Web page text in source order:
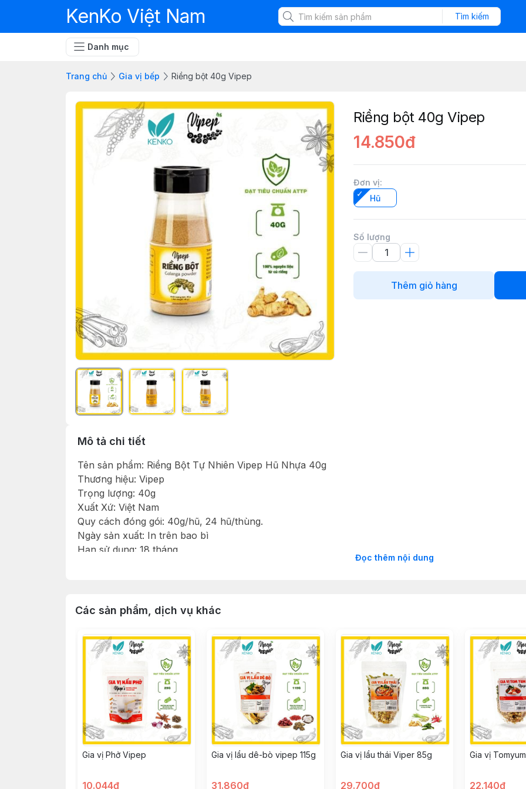
KenKo Việt Nam Tìm kiếm
Danh mục
Trang chủ Gia vị bếp Riềng bột 40g Vipep
Riềng bột 40g Vipep
14.850đ
Đơn vị:
Hũ
Số lượng
Thêm giỏ hàng
Mô tả chi tiết
Tên sản phẩm: Riềng Bột Tự Nhiên Vipep Hũ Nhựa 40g
Thương hiệu: Vipep
Trọng lượng: 40g
Xuất Xứ: Việt Nam
Quy cách đóng gói: 40g/hũ, 24 hũ/thùng.
Ngày sản xuất: In trên bao bì
Hạn sử dụng: 18 tháng
Đọc thêm nội dung
Các sản phẩm, dịch vụ khác
Gia vị Phở Vipep
10.044đ
Gia vị lẩu dê-bò vipep 115g
31.860đ
Gia vị lẩu thái Viper 85g
29.700đ
Gia vị
22.140đ